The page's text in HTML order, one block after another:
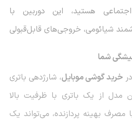
هستید، این دوربین با
شیائومی، خروجی‌های قابل‌قبولی
شما
خرید گوشی موبایل، شارژدهی باتری
مدل از یک باتری با ظرفیت بالا
بهینه پردازنده، می‌تواند یک